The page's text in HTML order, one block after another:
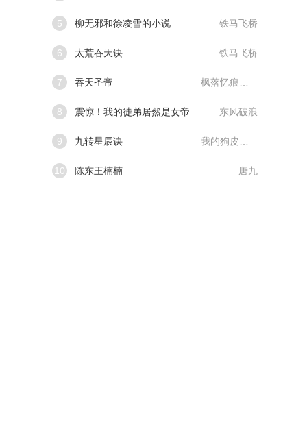
5 柳无邪和徐凌雪的小说 铁马飞桥
6 太荒吞天诀 铁马飞桥
7 吞天圣帝
8 震惊！我的徒弟居然是女帝 东风破浪
9 九转星辰诀
10 陈东王楠楠 唐九